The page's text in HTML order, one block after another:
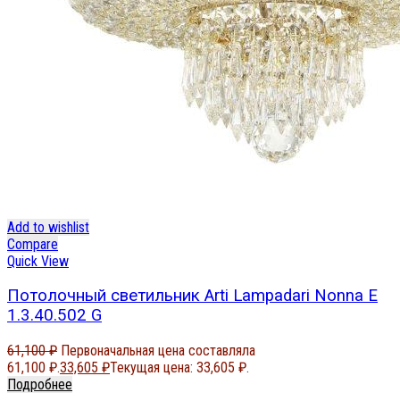
Add to wishlist
Compare
Quick View
Потолочный светильник Arti Lampadari Nonna E
1.3.40.502 G
61,100₽ Первоначальная цена составляла
61,100 ₽.33,605 ₽Текущая цена: 33,605 ₽.
Подробнее